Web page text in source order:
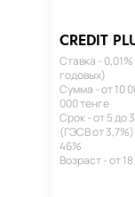
CREDIT
Ставка -
годовых)
Сумма - от 10
000 тенге
Срок - от 5 до
(ГЭСВ от
46%
Возраст - от